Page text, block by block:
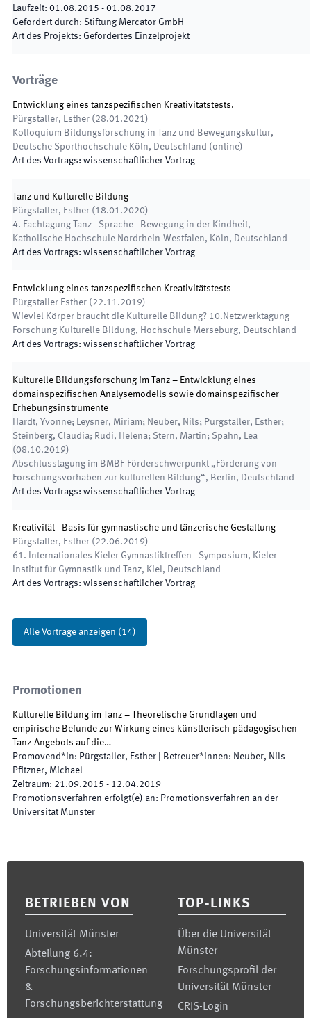
Laufzeit: 01.08.2015 - 01.08.2017
Gefördert durch: Stiftung Mercator GmbH
Art des Projekts: Gefördertes Einzelprojekt
Vorträge
Entwicklung eines tanzspezifischen Kreativitätstests.
Pürgstaller, Esther ( 28.01.2021)
Kolloquium Bildungsforschung in Tanz und Bewegungskultur,
Deutsche Sporthochschule Köln, Deutschland (online)
Art des Vortrags: wissenschaftlicher Vortrag
Tanz und Kulturelle Bildung
Pürgstaller, Esther ( 18.01.2020)
4. Fachtagung Tanz - Sprache - Bewegung in der Kindheit,
Katholische Hochschule Nordrhein-Westfalen, Köln, Deutschland
Art des Vortrags: wissenschaftlicher Vortrag
Entwicklung eines tanzspezifischen Kreativitätstests
Pürgstaller Esther ( 22.11.2019)
Wieviel Körper braucht die Kulturelle Bildung? 10.Netzwerktagung
Forschung Kulturelle Bildung, Hochschule Merseburg, Deutschland
Art des Vortrags: wissenschaftlicher Vortrag
Kulturelle Bildungsforschung im Tanz – Entwicklung eines
domainspezifischen Analysemodells sowie domainspezifischer
Erhebungsinstrumente
Hardt, Yvonne; Leysner, Miriam; Neuber, Nils; Pürgstaller, Esther;
Steinberg, Claudia; Rudi, Helena; Stern, Martin; Spahn, Lea
(08.10.2019)
Abschlusstagung im BMBF-Förderschwerpunkt „Förderung von
Forschungsvorhaben zur kulturellen Bildung“, Berlin, Deutschland
Art des Vortrags: wissenschaftlicher Vortrag
Kreativität - Basis für gymnastische und tänzerische Gestaltung
Pürgstaller, Esther ( 22.06.2019)
61. Internationales Kieler Gymnastiktreffen - Symposium, Kieler
Institut für Gymnastik und Tanz, Kiel, Deutschland
Art des Vortrags: wissenschaftlicher Vortrag
Alle Vorträge anzeigen (14)
Promotionen
Kulturelle Bildung im Tanz – Theoretische Grundlagen und
empirische Befunde zur Wirkung eines künstlerisch-pädagogischen
Tanz-Angebots auf die…
Promovend*in: Pürgstaller, Esther Betreuer*innen: Neuber, Nils
Pfitzner, Michael
Zeitraum: 21.09.2015 - 12.04.2019
Promotionsverfahren erfolgt(e) an: Promotionsverfahren an der
Universität Münster
BETRIEBEN VON
Universität Münster
Abteilung 6.4:
Forschungsinformationen
&
Forschungsberichterstattung
TOP-LINKS
Über die Universität
Münster
Forschungsprofil der
Universität Münster
CRIS-Login